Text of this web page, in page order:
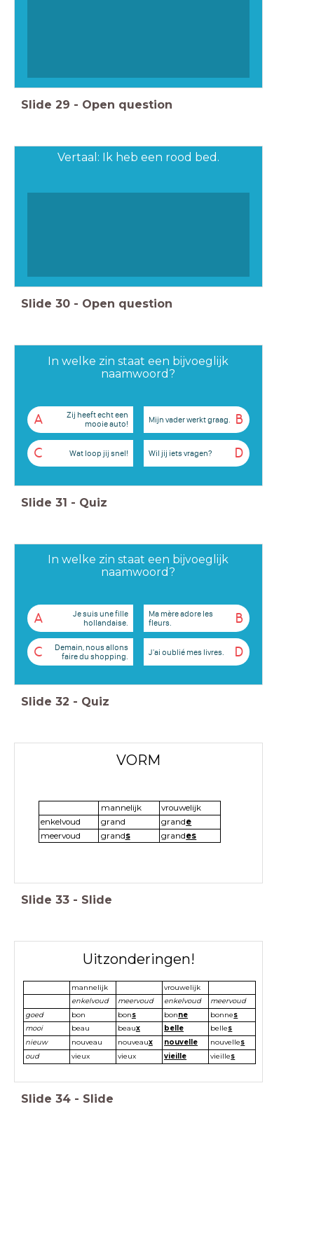
Slide 29 - Open question
Vertaal: Ik heb een rood bed.
Slide 30 - Open question
In welke zin staat een bijvoeglijk
naamwoord?
A
Zij heeft echt een
mooie auto!
B
Mijn vader werkt graag.
C Wat loop jij snel! D
Wil jij iets vragen?
Slide 31 - Quiz
In welke zin staat een bijvoeglijk
naamwoord?
A
Je suis une fille
hollandaise.
B
Ma mère adore les
fleurs.
C
Demain, nous allons
faire du shopping.
D
J'ai oublié mes livres.
Slide 32 - Quiz
VORM
mannelijk
vrouwelijk
enkelvoud
grand grande
meervoud
grands grandes
Slide 33 - Slide
Uitzonderingen!
mannelijk
vrouwelijk
enkelvoud
meervoud enkelvoud
meervoud
goed
bon bons bonne bonnes
mooi
beau beaux belle belles
nieuw
nouveau nouveaux nouvelle nouvelles
oud
vieux vieux vieille vieilles
Slide 34 - Slide